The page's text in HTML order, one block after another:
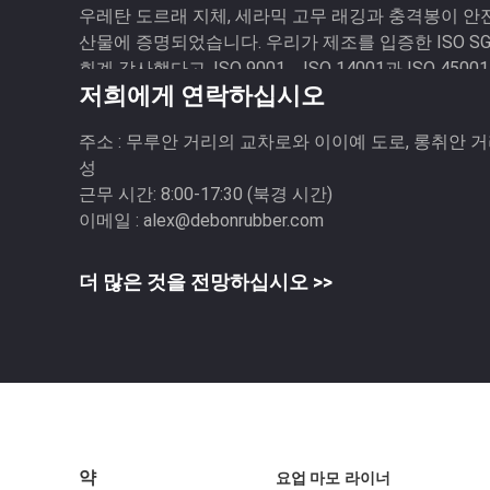
우레탄 도르래 지체, 세라믹 고무 래깅과 충격봉이 안
산물에 증명되었습니다. 우리가 제조를 입증한 ISO
회계 감사했다고, ISO 9001、ISO 14001과 ISO
저희에게 연락하십시오
주소 : 무루안 거리의 교차로와 이이예 도로, 롱취안
성
근무 시간: 8:00-17:30 (북경 시간)
이메일 : alex@debonrubber.com
더 많은 것을 전망하십시오 >>
약 요업 마모 라이너